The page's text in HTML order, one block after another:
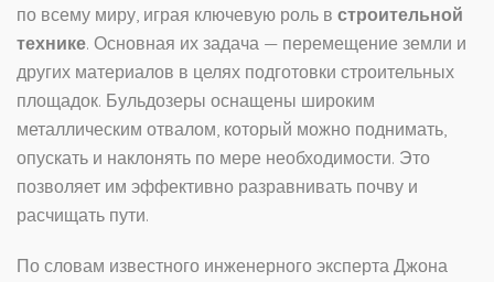
по всему миру, играя ключевую роль в строительной
технике. Основная их задача — перемещение земли и
других материалов в целях подготовки строительных
площадок. Бульдозеры оснащены широким
металлическим отвалом, который можно поднимать,
опускать и наклонять по мере необходимости. Это
позволяет им эффективно разравнивать почву и
расчищать пути.
По словам известного инженерного эксперта Джона